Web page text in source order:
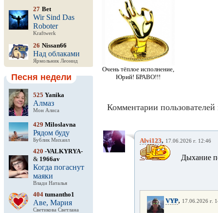
27 Bet
Wir Sind Das
Roboter
Kraftwerk
26 Nissan66
Над облаками
Ярмольник Леонид
Песня недели
525 Yanika
Алмаз
Мон Алиса
429 Miloslavna
Рядом буду
Бублик Михаил
420 -VALKYRYA-
& 1966av
Когда погаснут
маяки
Влади Наталья
404 tumantho1
Аве, Мария
Светикова Светлана
Очень тёплое исполнение,
Юрий! БРАВО!!!
Комментарии пользователей
Alvi123, 17.06.2026 г. 12:46
Дыхание
VYP, 17.06.2026 г.